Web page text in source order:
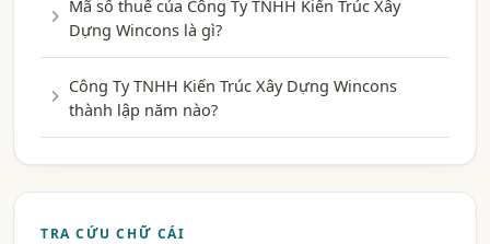
Mã số thuế của Công Ty TNHH Kiến Trúc Xây
Dựng Wincons là gì?
Công Ty TNHH Kiến Trúc Xây Dựng Wincons
thành lập năm nào?
TRA CỨU CHỮ CÁI